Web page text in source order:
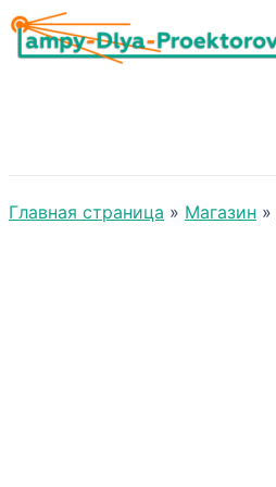
Главная страница » Магазин »